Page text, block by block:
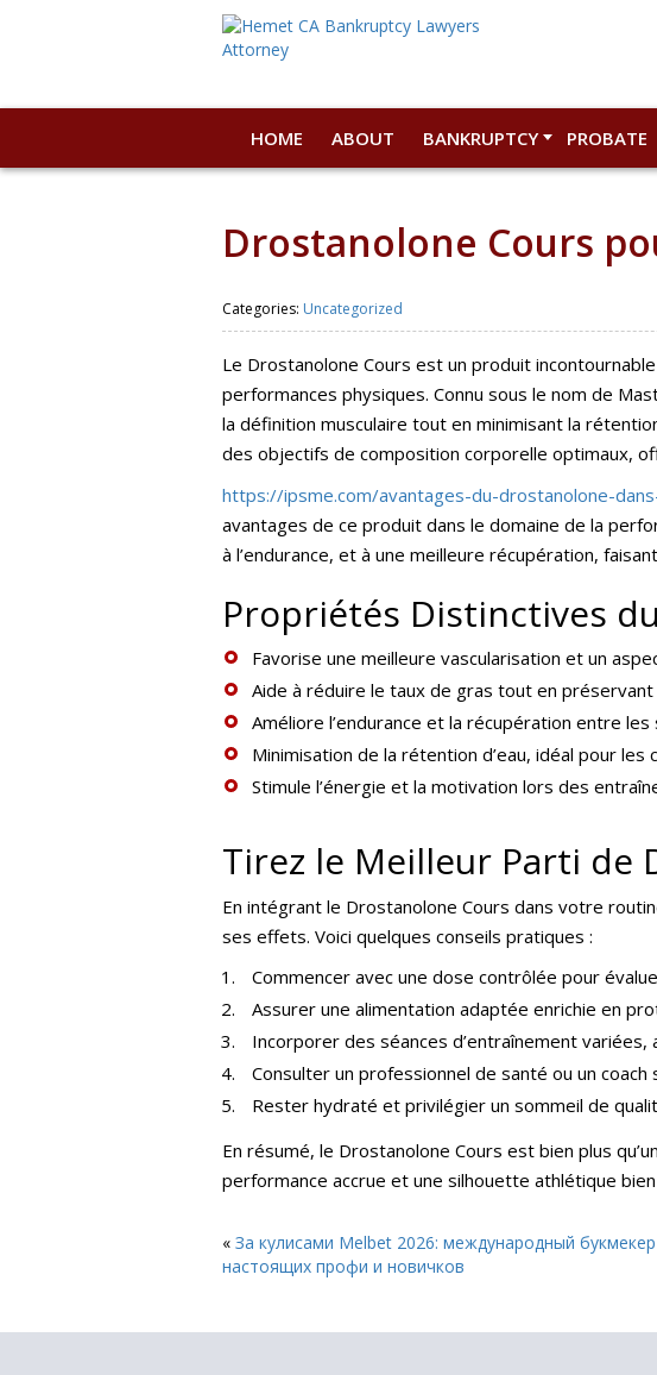
HOME ABOUT BANKRUPTCY PROBATE
Drostanolone Cours
Categories: Uncategorized
Le Drostanolone Cours est un produit
performances physiques. Connu sous le nom de
la définition musculaire tout en minimisant la
des objectifs de composition corporelle optimaux,
https://ipsme.com/avantages-du-drostanolone-
avantages de ce produit dans le domaine de la
à l’endurance, et à une meilleure récupération,
Propriétés Distinctives
Favorise une meilleure vascularisation et un
Aide à réduire le taux de gras tout en préservant
Améliore l’endurance et la récupération entre les
Minimisation de la rétention d’eau, idéal pour les
Stimule l’énergie et la motivation lors des
Tirez le Meilleur Parti de
En intégrant le Drostanolone Cours dans votre
ses effets. Voici quelques conseils pratiques :
Commencer avec une dose contrôlée pour
Assurer une alimentation adaptée enrichie en
Incorporer des séances d’entraînement variées,
Consulter un professionnel de santé ou un
Rester hydraté et privilégier un sommeil de
En résumé, le Drostanolone Cours est bien plus
performance accrue et une silhouette athlétique
« За кулисами Melbet 2026: международный
настоящих профи и новичков